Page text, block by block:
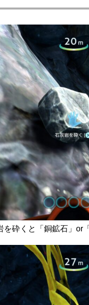
砕くと「銅鉱石」or